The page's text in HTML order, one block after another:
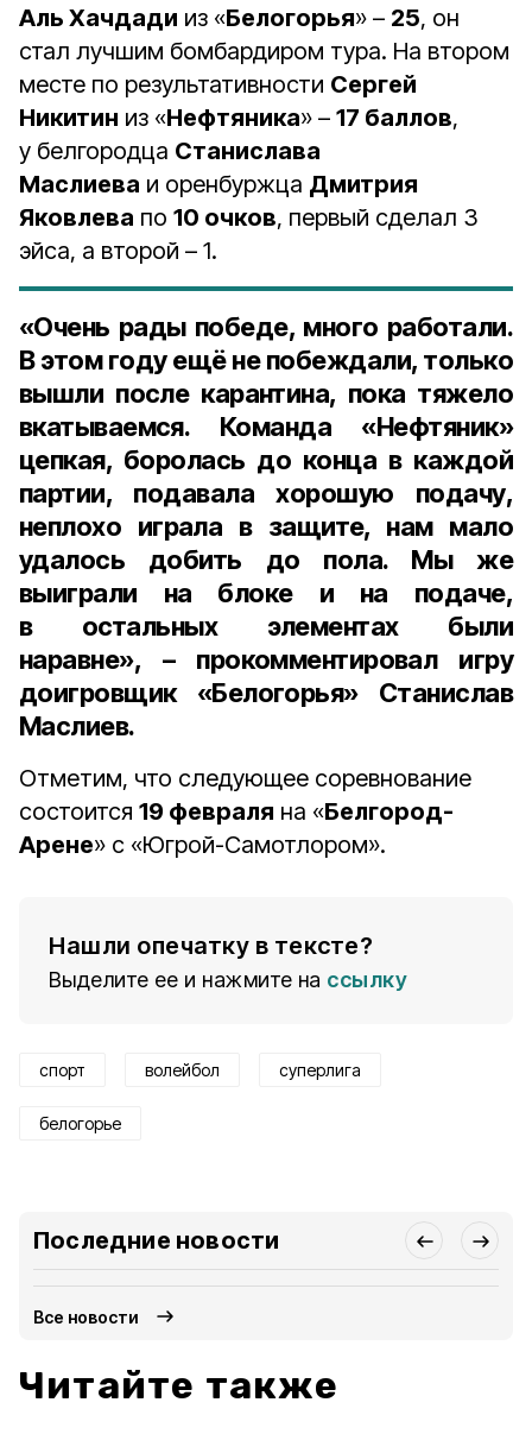
Аль Хачдади из «Белогорья» – 25, он
стал лучшим бомбардиром тура. На втором
месте по результативности Сергей
Никитин из «Нефтяника» – 17 баллов,
у белгородца Станислава
Маслиева и оренбуржца Дмитрия
Яковлева по 10 очков, первый сделал 3
эйса, а второй – 1.
«Очень рады победе, много работали.
В этом году ещё не побеждали, только
вышли после карантина, пока тяжело
вкатываемся. Команда «Нефтяник»
цепкая, боролась до конца в каждой
партии, подавала хорошую подачу,
неплохо играла в защите, нам мало
удалось добить до пола. Мы же
выиграли на блоке и на подаче,
в остальных элементах были
наравне», – прокомментировал игру
доигровщик «Белогорья» Станислав
Маслиев.
Отметим, что следующее соревнование
состоится 19 февраля на «Белгород-
Арене» с «Югрой-Самотлором».
Нашли опечатку в тексте?
Выделите ее и нажмите на ссылку
спорт волейбол суперлига
белогорье
Последние новости
Все новости
Читайте также